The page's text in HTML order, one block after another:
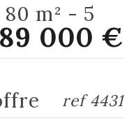
89 000 €
ref 4431